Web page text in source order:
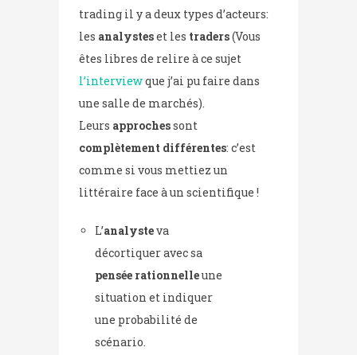
trading il y a deux types d’acteurs:
les analysteset les traders(Vous
êtes libres de relire à ce sujet
l’interviewque j’ai pu faire dans
une salle de marchés).
Leurs approchessont
complètement différentes: c’est
comme si vous mettiez un
littéraire face à un scientifique !
L’analysteva
décortiquer avec sa
pensée rationnelleune
situation et indiquer
une probabilité de
scénario.